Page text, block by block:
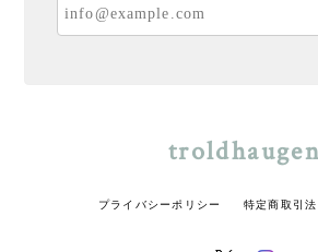
troldhaugen
プライバシーポリシー 特定商取引